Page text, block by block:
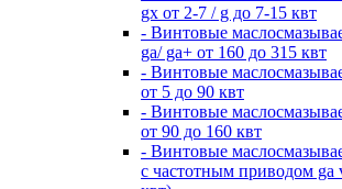
gx от 2-7 / g до 7-15 квт
- Винтовые
ga/ ga+ от 160 до 315 квт
- Винтовые
от 5 до 90 квт
- Винтовые
от 90 до 160 квт
- Винтовые
с частотным приводом ga